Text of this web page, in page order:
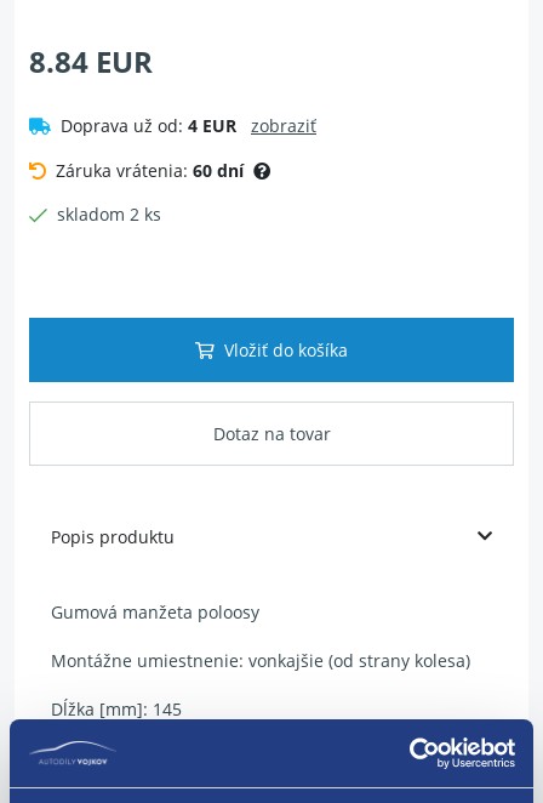
8.84 EUR
Doprava už od: 4 EUR
zobraziť
Záruka vrátenia: 60 dní
skladom 2 ks
Vložiť do košíka
Dotaz na tovar
Popis produktu
Gumová manžeta poloosy
Montážne umiestnenie: vonkajšie (od strany kolesa)
Dĺžka [mm]: 145
Vnútorný priemer 1 [mm]: 29